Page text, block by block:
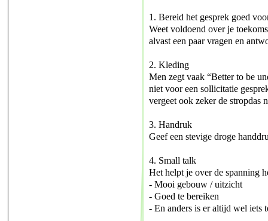
1. Bereid het gesprek goed
Weet voldoend over je
alvast een paar vragen en
2. Kleding
Men zegt vaak “Better to be
niet voor een sollicitatie
vergeet ook zeker de stropdas
3. Handruk
Geef een stevige droge
4. Small talk
Het helpt je over de spanning
- Mooi gebouw / uitzicht
- Goed te bereiken
- En anders is er altijd wel iets